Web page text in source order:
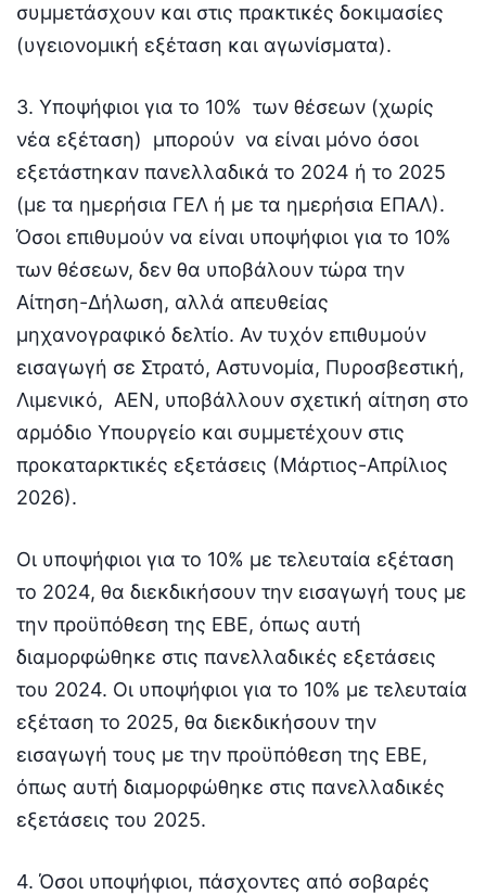
συμμετάσχουν και στις πρακτικές δοκιμασίες
(υγειονομική εξέταση και αγωνίσματα).
3. Υποψήφιοι για το 10% των θέσεων (χωρίς
νέα εξέταση) μπορούν να είναι μόνο όσοι
εξετάστηκαν πανελλαδικά το 2024 ή το 2025
(με τα ημερήσια ΓΕΛ ή με τα ημερήσια ΕΠΑΛ).
Όσοι επιθυμούν να είναι υποψήφιοι για το 10%
των θέσεων, δεν θα υποβάλουν τώρα την
Αίτηση-Δήλωση, αλλά απευθείας
μηχανογραφικό δελτίο. Αν τυχόν επιθυμούν
εισαγωγή σε Στρατό, Αστυνομία, Πυροσβεστική,
Λιμενικό, ΑΕΝ, υποβάλλουν σχετική αίτηση στο
αρμόδιο Υπουργείο και συμμετέχουν στις
προκαταρκτικές εξετάσεις (Μάρτιος-Απρίλιος
2026).
Οι υποψήφιοι για το 10% με τελευταία εξέταση
το 2024, θα διεκδικήσουν την εισαγωγή τους με
την προϋπόθεση της ΕΒΕ, όπως αυτή
διαμορφώθηκε στις πανελλαδικές εξετάσεις
του 2024. Οι υποψήφιοι για το 10% με τελευταία
εξέταση το 2025, θα διεκδικήσουν την
εισαγωγή τους με την προϋπόθεση της ΕΒΕ,
όπως αυτή διαμορφώθηκε στις πανελλαδικές
εξετάσεις του 2025.
4. Όσοι υποψήφιοι, πάσχοντες από σοβαρές